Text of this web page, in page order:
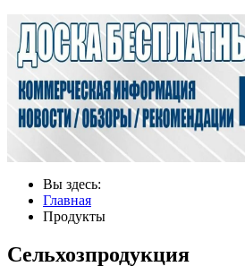
Вы здесь:
Главная
Продукты
Сельхозпродукция